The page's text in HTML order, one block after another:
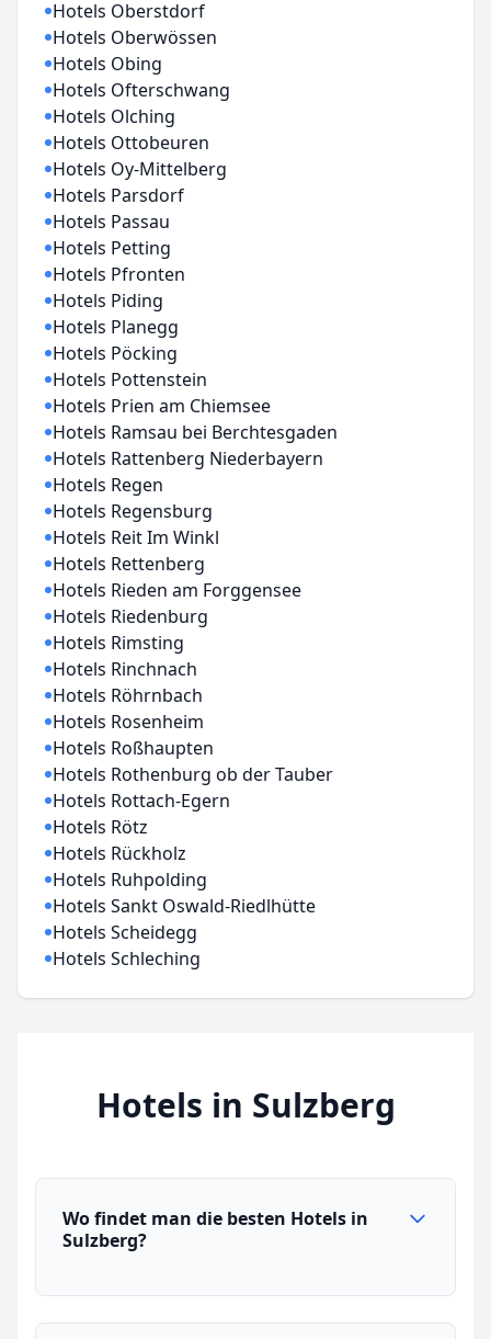
Hotels Oberstdorf
Hotels Oberwössen
Hotels Obing
Hotels Ofterschwang
Hotels Olching
Hotels Ottobeuren
Hotels Oy-Mittelberg
Hotels Parsdorf
Hotels Passau
Hotels Petting
Hotels Pfronten
Hotels Piding
Hotels Planegg
Hotels Pöcking
Hotels Pottenstein
Hotels Prien am Chiemsee
Hotels Ramsau bei Berchtesgaden
Hotels Rattenberg Niederbayern
Hotels Regen
Hotels Regensburg
Hotels Reit Im Winkl
Hotels Rettenberg
Hotels Rieden am Forggensee
Hotels Riedenburg
Hotels Rimsting
Hotels Rinchnach
Hotels Röhrnbach
Hotels Rosenheim
Hotels Roßhaupten
Hotels Rothenburg ob der Tauber
Hotels Rottach-Egern
Hotels Rötz
Hotels Rückholz
Hotels Ruhpolding
Hotels Sankt Oswald-Riedlhütte
Hotels Scheidegg
Hotels Schleching
Hotels in Sulzberg
Wo findet man die besten Hotels in
Sulzberg?